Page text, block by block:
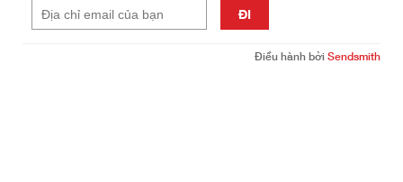
ĐI
Điều hành bởi Sendsmith